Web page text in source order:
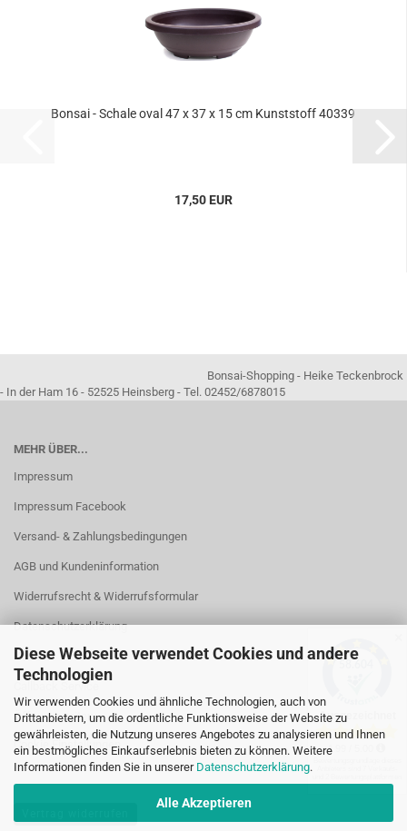
Diese Webseite verwendet Cookies und andere
Technologien
Wir verwenden Cookies und ähnliche Technologien, auch von
Drittanbietern, um die ordentliche Funktionsweise der Website zu
gewährleisten, die Nutzung unseres Angebotes zu analysieren und Ihnen
ein bestmögliches Einkaufserlebnis bieten zu können. Weitere
Informationen finden Sie in unserer Datenschutzerklärung.
Alle Akzeptieren
Bonsai - Schale oval 47 x 37 x 15 cm Kunststoff 40339
17,50 EUR
Bonsai-Shopping - Heike Teckenbrock
- In der Ham 16 - 52525 Heinsberg - Tel. 02452/6878015
MEHR ÜBER...
Impressum
Impressum Facebook
Versand- & Zahlungsbedingungen
AGB und Kundeninformation
Widerrufsrecht & Widerrufsformular
Datenschutzerklärung
Kontakt
Callback Service
Öffnungszeiten
Cookie Einstellungen